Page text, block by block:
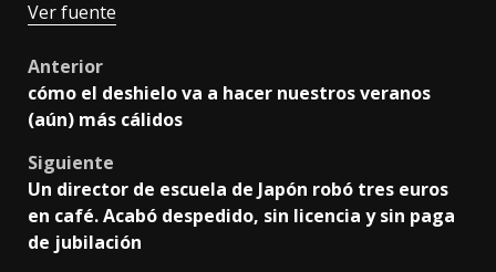
Ver fuente
Post
navigation
Anterior
cómo el deshielo va a hacer nuestros veranos
(aún) más cálidos
Siguiente
Un director de escuela de Japón robó tres euros
en café. Acabó despedido, sin licencia y sin paga
de jubilación